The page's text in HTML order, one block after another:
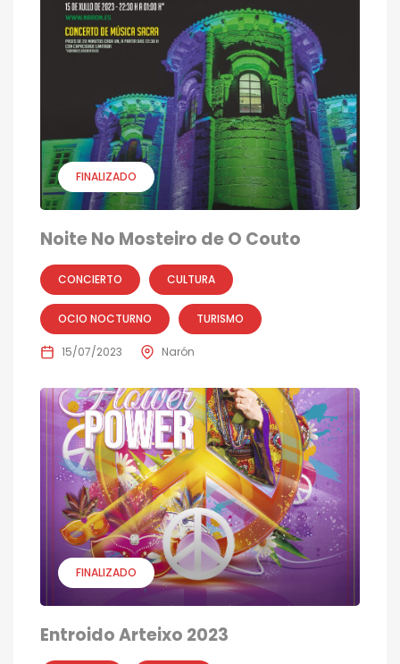
FINALIZADO
Noite No Mosteiro de O Couto
CONCIERTO CULTURA
OCIO NOCTURNO TURISMO
15/07/2023 Narón
FINALIZADO
Entroido Arteixo 2023